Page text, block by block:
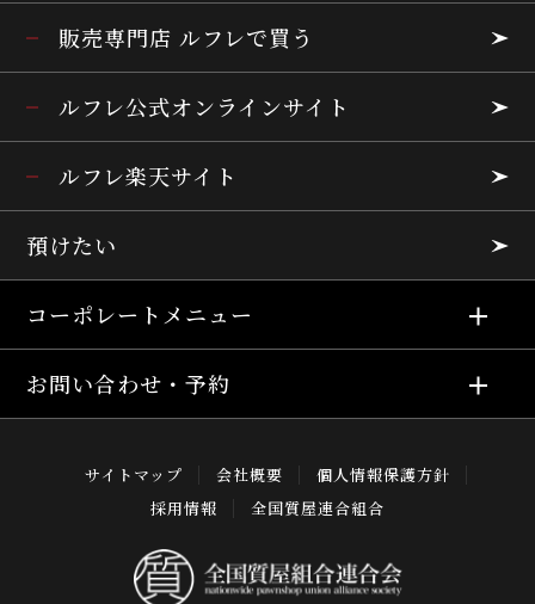
販売専門店 ルフレで買う
ルフレ公式オンラインサイト
ルフレ楽天サイト
預けたい
コーポレートメニュー
お問い合わせ・予約
サイトマップ 会社概要
個人情報保護方針
採用情報
全国質屋連合組合